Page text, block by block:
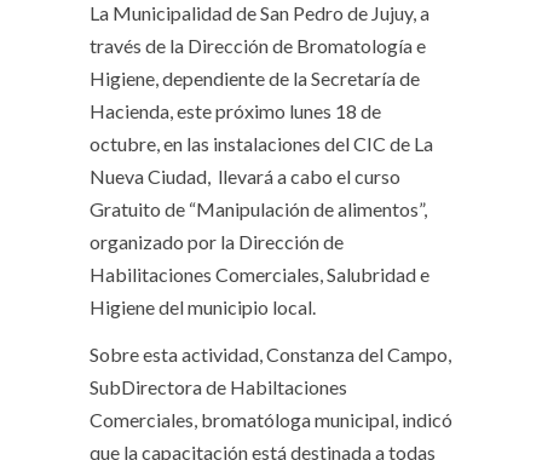
La Municipalidad de San Pedro de Jujuy, a
través de la Dirección de Bromatología e
Higiene, dependiente de la Secretaría de
Hacienda, este próximo lunes 18 de
octubre, en las instalaciones del CIC de La
Nueva Ciudad, llevará a cabo el curso
Gratuito de “Manipulación de alimentos”,
organizado por la Dirección de
Habilitaciones Comerciales, Salubridad e
Higiene del municipio local.
Sobre esta actividad, Constanza del Campo,
SubDirectora de Habiltaciones
Comerciales, bromatóloga municipal, indicó
que la capacitación está destinada a todas